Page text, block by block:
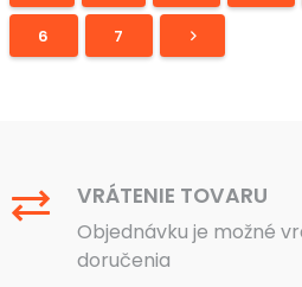
6 7
VRÁTENIE TOVARU
Objednávku je možné
doručenia